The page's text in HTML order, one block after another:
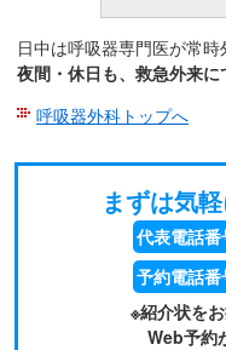
日中は呼吸器専門医が常
夜間・休日も、救急外来
呼吸器外科トップへ
まずは気
代表電話番
予約電話番
※紹介状を
Web予約